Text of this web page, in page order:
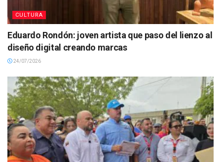
CULTURA
Eduardo Rondón: joven artista que paso del lienzo al
diseño digital creando marcas
24/07/2026